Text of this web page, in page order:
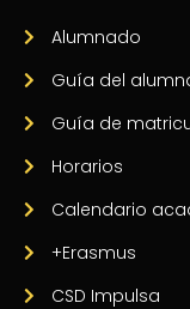
Alumnado
Guía del
Guía de
Horarios
Calendario
+Erasmus
CSD Impulsa